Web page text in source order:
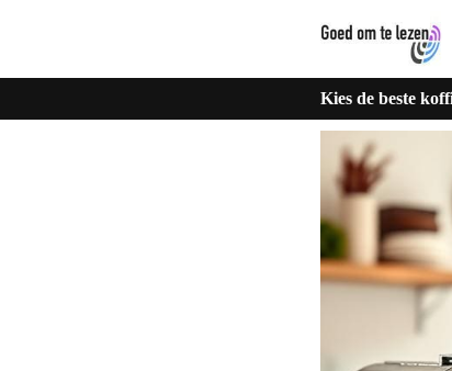
Kies de beste